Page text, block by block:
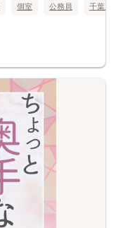
個室 公務員 千葉県